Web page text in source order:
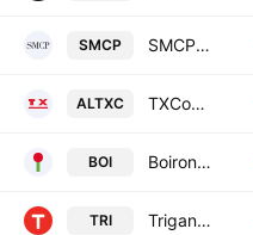
SMCP SMCP SA
ALTXC TXCom SA
BOI Boiron SA
TRI Trigano SA